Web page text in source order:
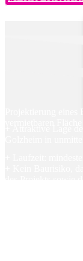
Projektierung